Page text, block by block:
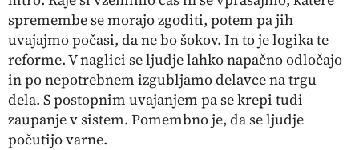
spremembe se morajo zgoditi, potem pa jih
uvajajmo počasi, da ne bo šokov. In to je logika te
reforme. V naglici se ljudje lahko napačno odločajo
in po nepotrebnem izgubljamo delavce na trgu
dela. S postopnim uvajanjem pa se krepi tudi
zaupanje v sistem. Pomembno je, da se ljudje
počutijo varne.